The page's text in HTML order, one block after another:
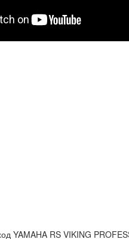
YAMAHA RS VIKING